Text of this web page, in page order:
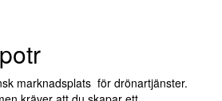
marknadsplats för drönartjänster.